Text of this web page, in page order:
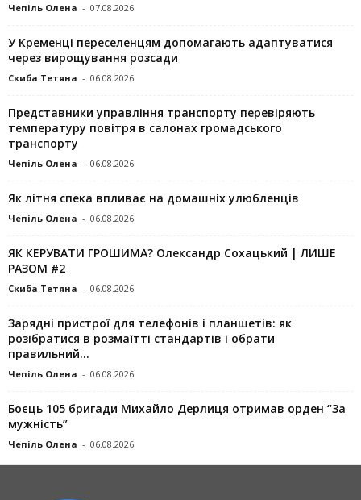
Чепіль Олена - 07.08.2026
У Кременці переселенцям допомагають адаптуватися
через вирощування розсади
Скиба Тетяна - 06.08.2026
Представники управління транспорту перевіряють
температуру повітря в салонах громадського
транспорту
Чепіль Олена - 06.08.2026
Як літня спека впливає на домашніх улюбленців
Чепіль Олена - 06.08.2026
ЯК КЕРУВАТИ ГРОШИМА? Олександр Сохацький | ЛИШЕ
РАЗОМ #2
Скиба Тетяна - 06.08.2026
Зарядні пристрої для телефонів і планшетів: як
розібратися в розмаїтті стандартів і обрати
правильний...
Чепіль Олена - 06.08.2026
Боєць 105 бригади Михайло Дерлиця отримав орден “За
мужність”
Чепіль Олена - 06.08.2026